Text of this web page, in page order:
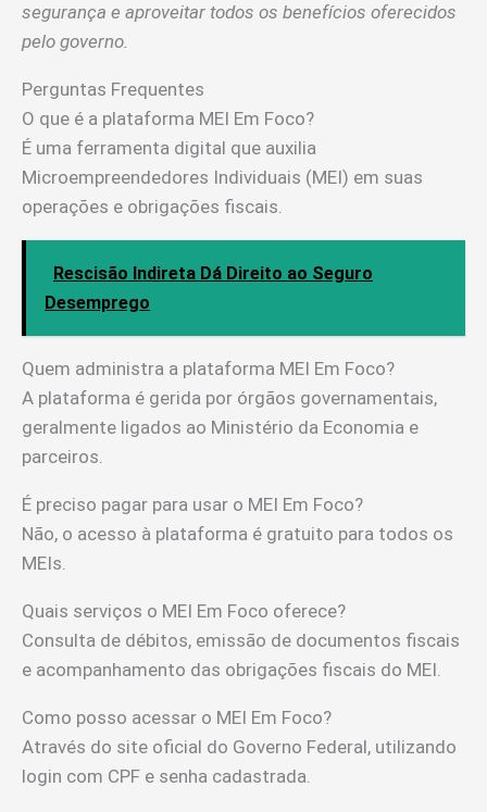
segurança e aproveitar todos os benefícios oferecidos
pelo governo.
Perguntas Frequentes
O que é a plataforma MEI Em Foco?
É uma ferramenta digital que auxilia
Microempreendedores Individuais (MEI) em suas
operações e obrigações fiscais.
Rescisão Indireta Dá Direito ao Seguro
Desemprego
Quem administra a plataforma MEI Em Foco?
A plataforma é gerida por órgãos governamentais,
geralmente ligados ao Ministério da Economia e
parceiros.
É preciso pagar para usar o MEI Em Foco?
Não, o acesso à plataforma é gratuito para todos os
MEIs.
Quais serviços o MEI Em Foco oferece?
Consulta de débitos, emissão de documentos fiscais
e acompanhamento das obrigações fiscais do MEI.
Como posso acessar o MEI Em Foco?
Através do site oficial do Governo Federal, utilizando
login com CPF e senha cadastrada.